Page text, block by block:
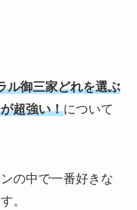
ル御三家どれを選ぶ
超強い！について
の中で一番好きな
。